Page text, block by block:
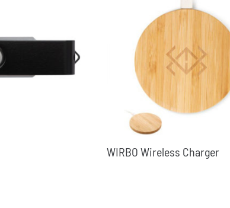
WIRBO Wireless Charger